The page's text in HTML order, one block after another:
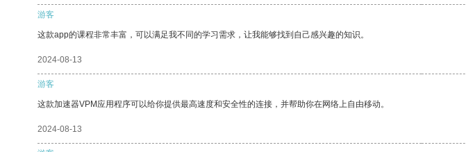
游客
这款app的课程非常丰富，可以满足我不同的学习需求，让我能够找到自己感兴趣的知识。
2024-08-13
游客
这款加速器VPM应用程序可以给你提供最高速度和安全性的连接，并帮助你在网络上自由移动。
2024-08-13